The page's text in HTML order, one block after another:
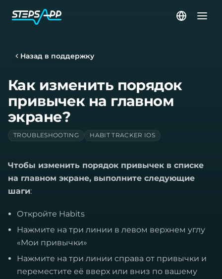
Назад в поддержку
Как изменить порядок
привычек на главном
экране?
TROUBLESHOOTING HABIT TRACKER IOS
Чтобы изменить порядок привычек в списке
на главном экране, выполните следующие
шаги:
Откройте Habits
Нажмите на три линии в левом верхнем углу
«Мои привычки»
Нажмите на три линии справа от привычки и
переместите её вверх или вниз по вашему